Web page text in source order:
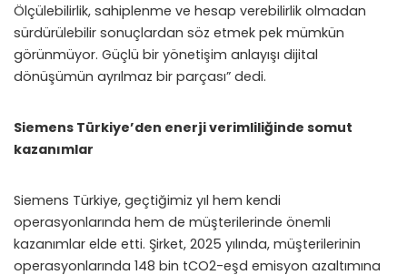
Ölçülebilirlik, sahiplenme ve hesap verebilirlik olmadan
sürdürülebilir sonuçlardan söz etmek pek mümkün
görünmüyor. Güçlü bir yönetişim anlayışı dijital
dönüşümün ayrılmaz bir parçası” dedi.
Siemens Türkiye’den enerji verimliliğinde somut
kazanımlar
Siemens Türkiye, geçtiğimiz yıl hem kendi
operasyonlarında hem de müşterilerinde önemli
kazanımlar elde etti. Şirket, 2025 yılında, müşterilerinin
operasyonlarında 148 bin tCO2-eşd emisyon azaltımına